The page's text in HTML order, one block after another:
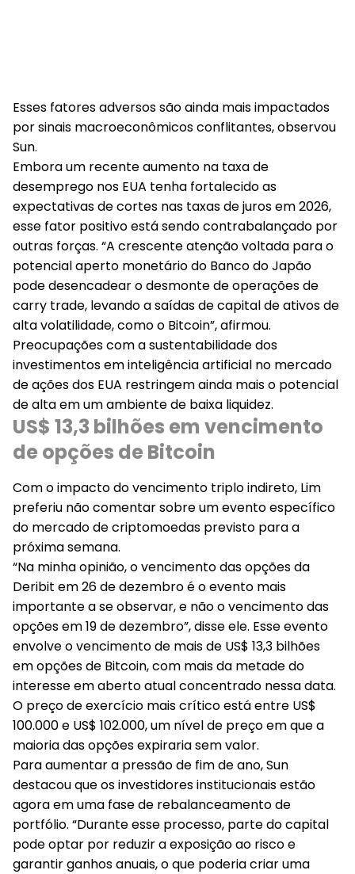
Esses fatores adversos são ainda mais impactados
por sinais macroeconômicos conflitantes, observou
Sun.
Embora um recente aumento na taxa de
desemprego nos EUA tenha fortalecido as
expectativas de cortes nas taxas de juros em 2026,
esse fator positivo está sendo contrabalançado por
outras forças. “A crescente atenção voltada para o
potencial aperto monetário do Banco do Japão
pode desencadear o desmonte de operações de
carry trade, levando a saídas de capital de ativos de
alta volatilidade, como o Bitcoin”, afirmou.
Preocupações com a sustentabilidade dos
investimentos em inteligência artificial no mercado
de ações dos EUA restringem ainda mais o potencial
de alta em um ambiente de baixa liquidez.
US$ 13,3 bilhões em vencimento
de opções de Bitcoin
Com o impacto do vencimento triplo indireto, Lim
preferiu não comentar sobre um evento específico
do mercado de criptomoedas previsto para a
próxima semana.
“Na minha opinião, o vencimento das opções da
Deribit em 26 de dezembro é o evento mais
importante a se observar, e não o vencimento das
opções em 19 de dezembro”, disse ele. Esse evento
envolve o vencimento de mais de US$ 13,3 bilhões
em opções de Bitcoin, com mais da metade do
interesse em aberto atual concentrado nessa data.
O preço de exercício mais crítico está entre US$
100.000 e US$ 102.000, um nível de preço em que a
maioria das opções expiraria sem valor.
Para aumentar a pressão de fim de ano, Sun
destacou que os investidores institucionais estão
agora em uma fase de rebalanceamento de
portfólio. “Durante esse processo, parte do capital
pode optar por reduzir a exposição ao risco e
garantir ganhos anuais, o que poderia criar uma